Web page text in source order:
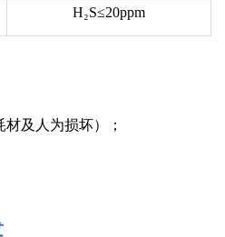
H₂S≤20ppm
及人为损坏）；